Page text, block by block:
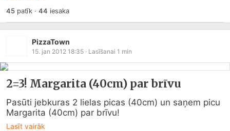
45patīk · 44 iesaka
PizzaTown
15. jan 2012 18:35 · Lasīšanai 1 min
2=3! Margarita (40cm) par brīvu
Pasūti jebkuras 2 lielas picas (40cm) un saņem picu
Margarita (40cm) par brīvu!
Lasīt vairāk